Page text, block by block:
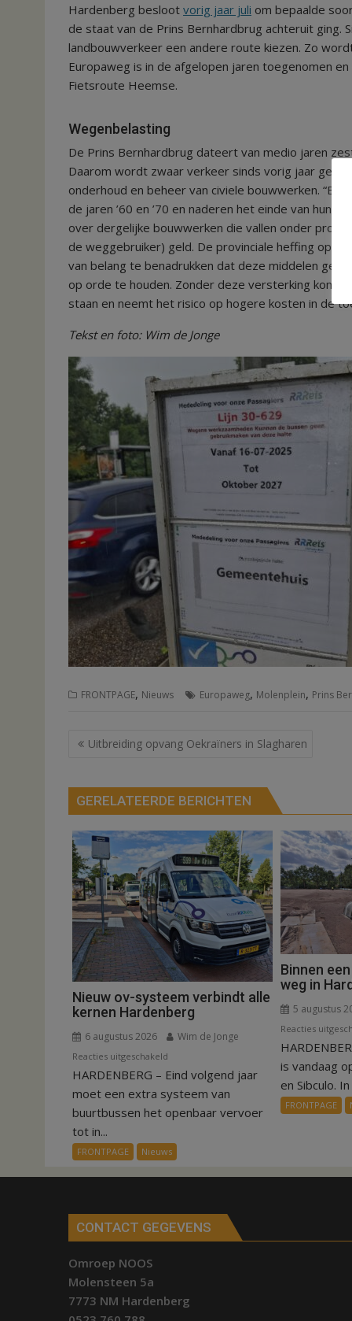
Hardenberg besloot vorig jaar juli om bepaalde
de staat van de Prins Bernhardbrug achteruit ging.
landbouwverkeer een andere route kiezen. Zo
Europaweg is in de afgelopen jaren toegenomen
Fietsroute Heemse.
Wegenbelasting
De Prins Bernhardbrug dateert van medio jaren
Daarom wordt zwaar verkeer sinds vorig jaar
onderhoud en beheer van civiele bouwwerken.
de jaren ’60 en ’70 en naderen het einde van hun
over dergelijke bouwwerken die vallen onder
de weggebruiker) geld. De provinciale heffing op
van belang te benadrukken dat deze middelen
op orde te houden. Zonder deze versterking komt
staan en neemt het risico op hogere kosten in de
Tekst en foto: Wim de Jonge
FRONTPAGE, Nieuws Europaweg, Molenplein, Prins
Bericht
Uitbreiding opvang Oekraïners in Slagharen
GERELATEERDE BERICHTEN
Nieuw ov-systeem verbindt alle
kernen Hardenberg
6 augustus 2026 Wim de Jonge
Reacties uitgeschakeld
Nieuw
ov-
systeem
verbindt
alle
kernen
Hardenberg
HARDENBERG – Eind volgend jaar
moet een extra systeem van
buurtbussen het openbaar vervoer
tot in...
FRONTPAGE Nieuws
Binnen
weg in
5 augustus
Reacties
is vandaag
en Sibculo.
FRONTPAGE
CONTACT GEGEVENS
Omroep NOOS
Molensteen 5a
7773 NM Hardenberg